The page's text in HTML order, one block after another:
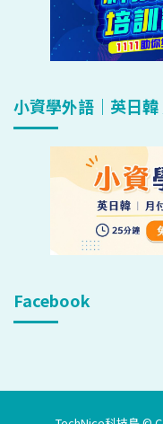
小資學外語｜英日
Facebook